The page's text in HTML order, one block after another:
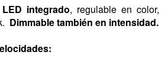
LED integrado, regulable en color,
Dimmable también en intensidad.